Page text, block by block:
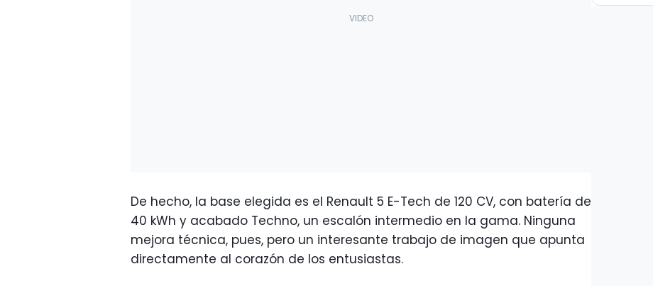
De hecho, la base elegida es el Renault 5 E-Tech de 120 CV, con batería de
40 kWh y acabado Techno, un escalón intermedio en la gama. Ninguna
mejora técnica, pues, pero un interesante trabajo de imagen que apunta
directamente al corazón de los entusiastas.